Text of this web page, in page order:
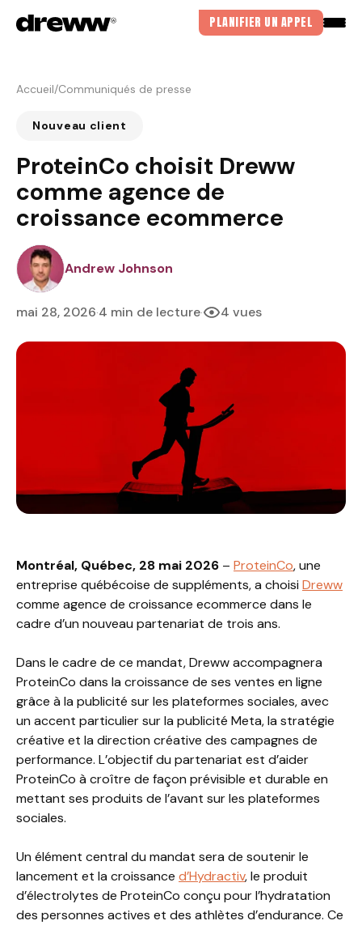
PLANIFIER UN APPEL
Accueil/Communiqués de presse
Nouveau client
ProteinCo choisit Dreww
comme agence de
croissance ecommerce
Andrew Johnson
mai 28, 2026·4 min de lecture· 4 vues
Montréal, Québec, 28 mai 2026 – ProteinCo, une
entreprise québécoise de suppléments, a choisi Dreww
comme agence de croissance ecommerce dans le
cadre d’un nouveau partenariat de trois ans.
Dans le cadre de ce mandat, Dreww accompagnera
ProteinCo dans la croissance de ses ventes en ligne
grâce à la publicité sur les plateformes sociales, avec
un accent particulier sur la publicité Meta, la stratégie
créative et la direction créative des campagnes de
performance. L’objectif du partenariat est d’aider
ProteinCo à croître de façon prévisible et durable en
mettant ses produits de l’avant sur les plateformes
sociales.
Un élément central du mandat sera de soutenir le
lancement et la croissance d’Hydractiv, le produit
d’électrolytes de ProteinCo conçu pour l’hydratation
des personnes actives et des athlètes d’endurance. Ce